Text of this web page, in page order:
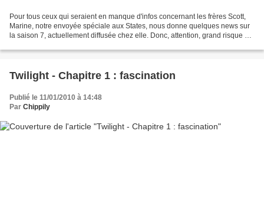
Pour tous ceux qui seraient en manque d'infos concernant les frères Scott,
Marine, notre envoyée spéciale aux States, nous donne quelques news sur
la saison 7, actuellement diffusée chez elle. Donc, attention, grand risque de
Twilight - Chapitre 1 : fascination
Publié le 11/01/2010 à 14:48
Par Chippily